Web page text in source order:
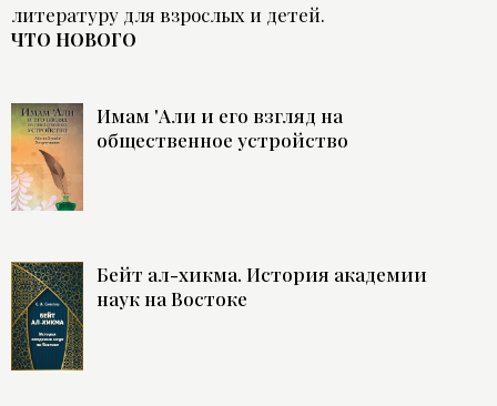
литературу для взрослых и детей.
ЧТО НОВОГО
Имам 'Али и его взгляд на
общественное устройство
Бейт ал-хикма. История академии
наук на Востоке